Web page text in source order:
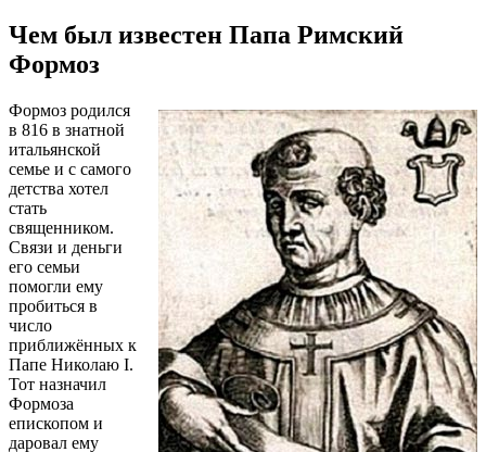
Чем был известен Папа Римский
Формоз
Формоз родился
в 816 в знатной
итальянской
семье и с самого
детства хотел
стать
священником.
Связи и деньги
его семьи
помогли ему
пробиться в
число
приближённых к
Папе Николаю I.
Тот назначил
Формоза
епископом и
даровал ему